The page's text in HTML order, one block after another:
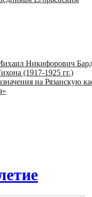
Никифорович
(1917-1925 гг.)
на Рязанскую